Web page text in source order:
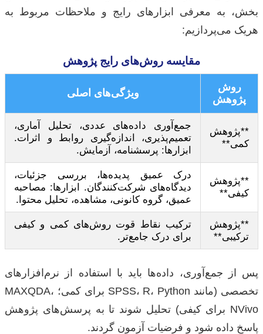
بخش، به معرفی ابزارهای رایج و ملاحظات مربوط به
هریک می‌پردازیم:
مقایسه روش‌های رایج پژوهش
روش
پژوهش
ویژگی‌های اصلی
**پژوهش
کمی**
جمع‌آوری داده‌های عددی، تحلیل آماری،
تعمیم‌پذیری، اندازه‌گیری روابط و اثرات.
ابزارها: پرسشنامه، آزمایش.
**پژوهش
کیفی**
درک عمیق پدیده‌ها، بررسی جزئیات،
دیدگاه‌های شرکت‌کنندگان. ابزارها: مصاحبه
عمیق، گروه کانونی، مشاهده، تحلیل محتوا.
**پژوهش
ترکیبی**
ترکیب نقاط قوت روش‌های کمی و کیفی
برای درک جامع‌تر.
پس از جمع‌آوری، داده‌ها باید با استفاده از نرم‌افزارهای
تخصصی (مانند SPSS، R، Python برای کمی؛ MAXQDA،
NVivo برای کیفی) تحلیل شوند تا به پرسش‌های پژوهش
پاسخ داده شود و فرضیات آزمون گردند.